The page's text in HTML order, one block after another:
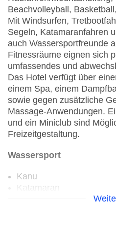
Beachvolleyball,
Mit Windsurfen,
Segeln, Katamaranfahren
auch Wassersportfreunde
Fitnessräume eignen sich
umfassendes und
Das Hotel verfügt über
einem Spa, einem
sowie gegen zusätzliche
Massage-Anwendungen.
und ein Miniclub sind
Freizeitgestaltung.
Wassersport
Kanu
Katamaran